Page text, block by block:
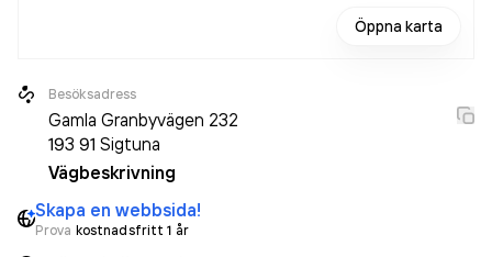
Öppna karta
Besöksadress
Gamla Granbyvägen 232
193 91 Sigtuna
Vägbeskrivning
Skapa en webbsida!
Prova kostnadsfritt 1 år